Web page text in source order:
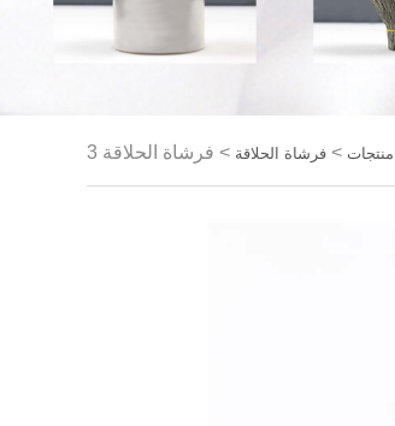
منتجات > فرشاة الحلاقة > فرشاة الحلاقة 3